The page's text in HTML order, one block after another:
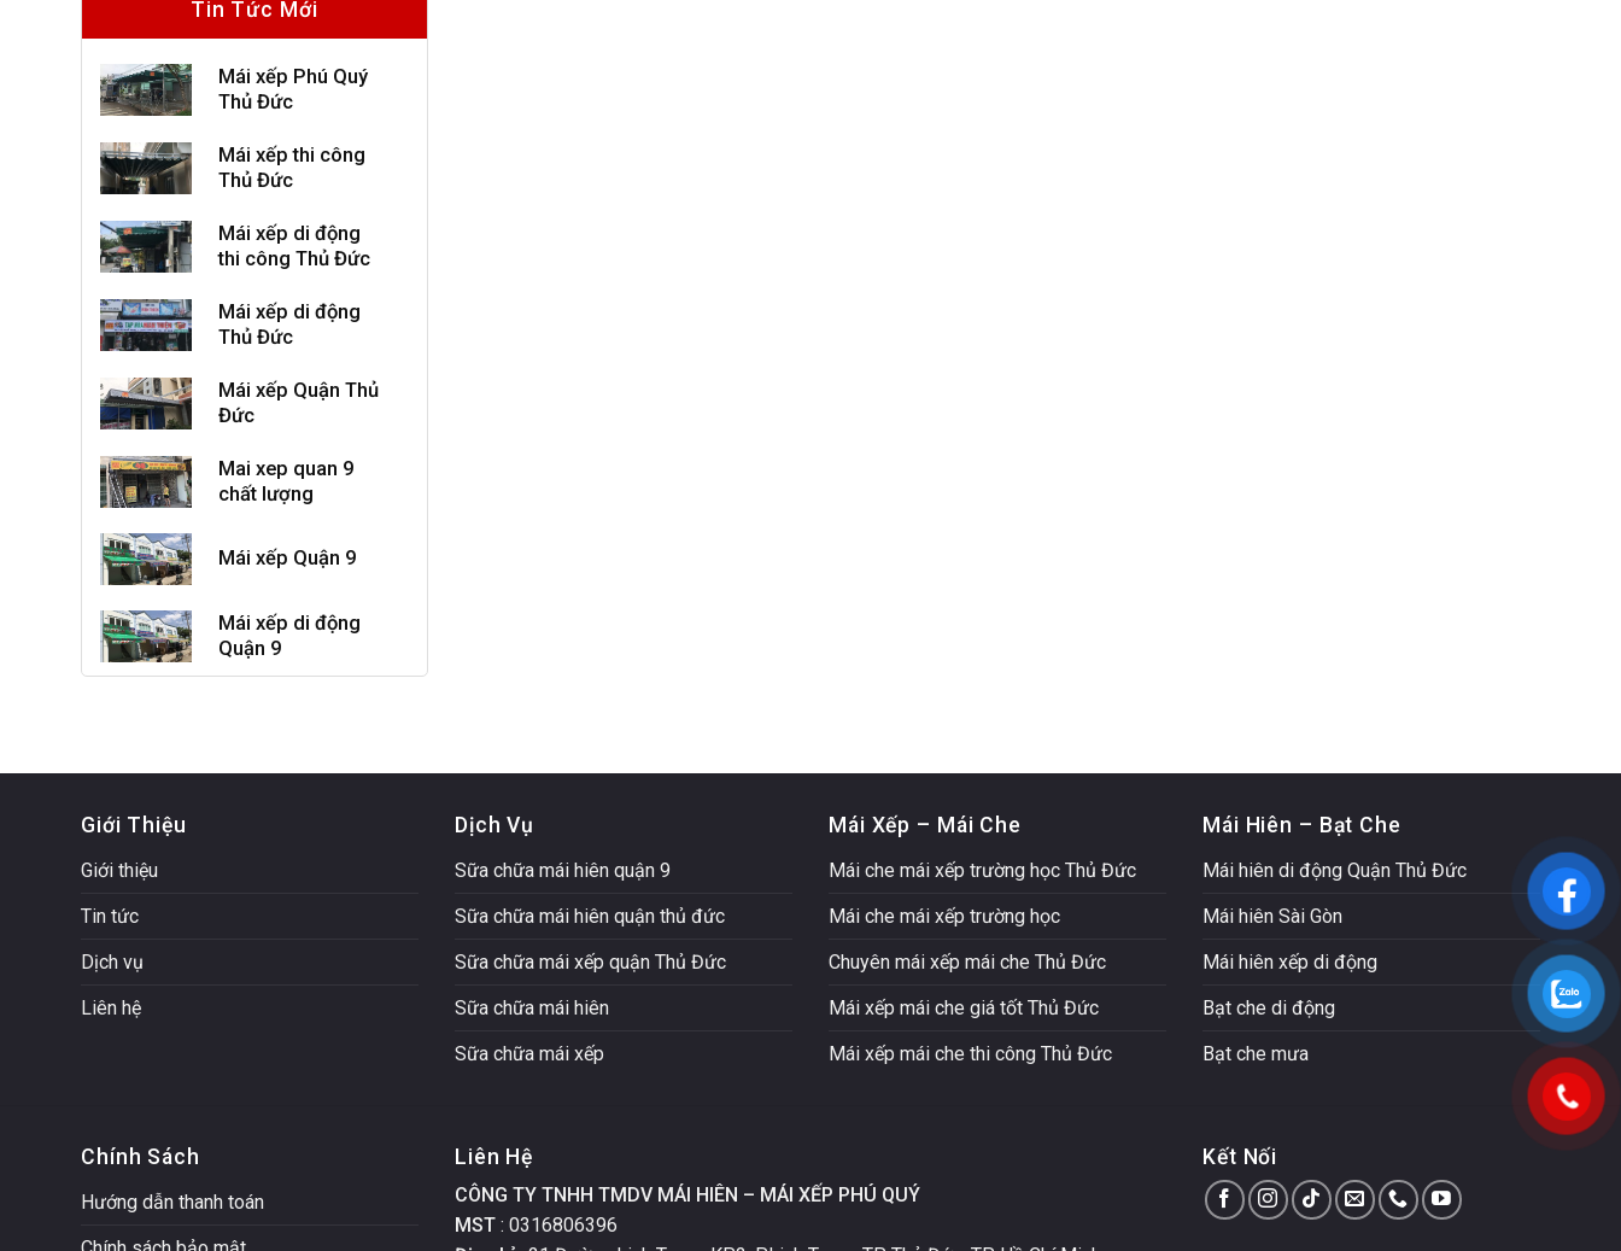
Tin Tức Mới
Mái xếp Phú Quý
Thủ Đức
Mái xếp thi công
Thủ Đức
Mái xếp di động
thi công Thủ Đức
Mái xếp di động
Thủ Đức
Mái xếp Quận Thủ
Đức
Mai xep quan 9
chất lượng
Mái xếp Quận 9
Mái xếp di động
Quận 9
Giới Thiệu
Giới thiệu
Tin tức
Dịch vụ
Liên hệ
Dịch Vụ
Sữa chữa mái hiên quận 9
Sữa chữa mái hiên quận thủ đức
Sữa chữa mái xếp quận Thủ Đức
Sữa chữa mái hiên
Sữa chữa mái xếp
Mái Xếp – Mái Che
Mái che mái xếp trường học Thủ Đức
Mái che mái xếp trường học
Chuyên mái xếp mái che Thủ Đức
Mái xếp mái che giá tốt Thủ Đức
Mái xếp mái che thi công Thủ Đức
Mái Hiên – Bạt Che
Mái hiên di động Quận Thủ Đức
Mái hiên Sài Gòn
Mái hiên xếp di động
Bạt che di động
Bạt che mưa
Chính Sách
Hướng dẫn thanh toán
Liên Hệ
CÔNG TY TNHH TMDV MÁI HIÊN – MÁI XẾP PHÚ QUÝ
MST : 0316806396
Kết Nối